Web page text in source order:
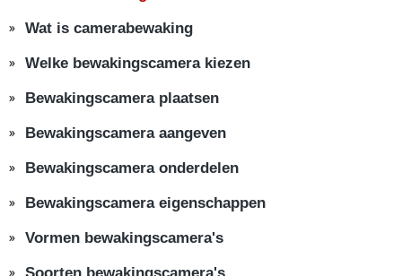
Wat is camerabewaking
Welke bewakingscamera kiezen
Bewakingscamera plaatsen
Bewakingscamera aangeven
Bewakingscamera onderdelen
Bewakingscamera eigenschappen
Vormen bewakingscamera's
Soorten bewakingscamera's